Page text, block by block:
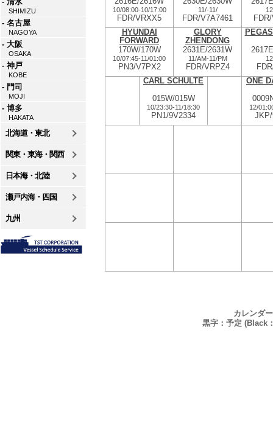
SHIMIZU
- 名古屋
NAGOYA
- 大阪
OSAKA
- 神戸
KOBE
- 門司
MOJI
- 博多
HAKATA
北海道・東北
関東・東海・関西
日本海・北陸
瀬戸内海・四国
九州
10/08:00-10/17:00
FDR/VRXX5
11/-11/
FDR/V7A7461
HYUNDAI
FORWARD
170W/170W
10/07:45-11/01:00
PN3/V7PX2
GLORY
ZHENDONG
2631E/2631W
11/AM-11/PM
FDR/VRPZ4
CARL SCHULTE
015W/015W
10/23:30-11/18:30
PN1/9V2334
ONE
12/
カレンダ
黒字：予定